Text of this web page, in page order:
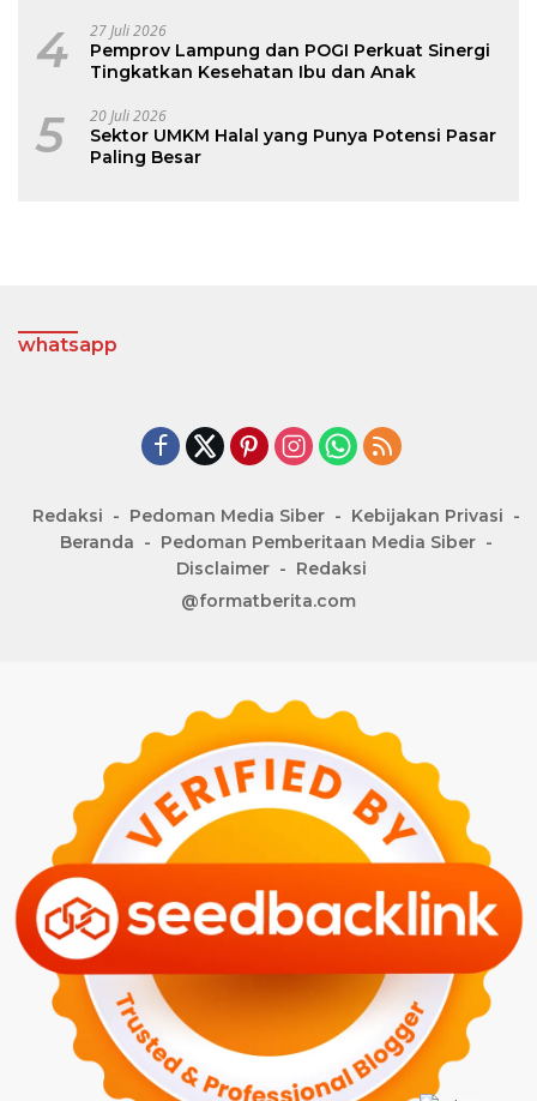
4 27 Juli 2026
Pemprov Lampung dan POGI Perkuat Sinergi
Tingkatkan Kesehatan Ibu dan Anak
5 20 Juli 2026
Sektor UMKM Halal yang Punya Potensi Pasar
Paling Besar
whatsapp
Redaksi Pedoman Media Siber
Kebijakan Privasi
Beranda
Pedoman Pemberitaan Media Siber
Disclaimer
Redaksi
@formatberita.com